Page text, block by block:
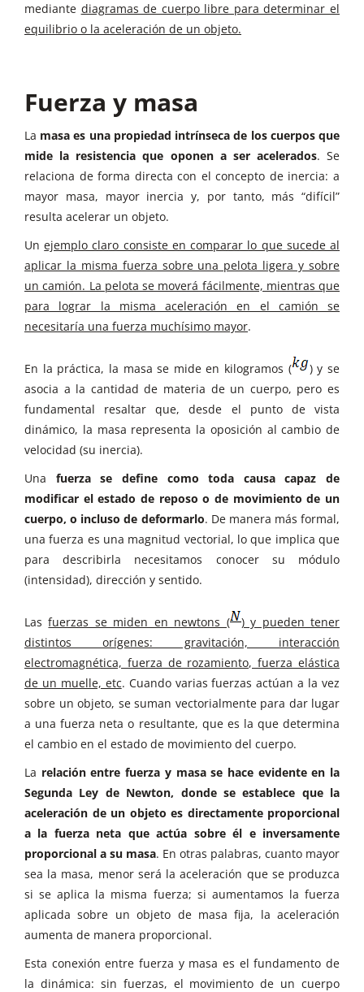
mediante diagramas de cuerpo libre para determinar el
equilibrio o la aceleración de un objeto.
Fuerza y masa
La masa es una propiedad intrínseca de los cuerpos que
mide la resistencia que oponen a ser acelerados. Se
relaciona de forma directa con el concepto de inercia: a
mayor masa, mayor inercia y, por tanto, más “difícil”
resulta acelerar un objeto.
Unejemplo claro consiste en comparar lo que sucede al
aplicar la misma fuerza sobre una pelota ligera y sobre
un camión. La pelota se moverá fácilmente, mientras que
para lograr la misma aceleración en el camión se
necesitaría una fuerza muchísimo mayor.
En la práctica, la masa se mide en kilogramos (
) y se
asocia a la cantidad de materia de un cuerpo, pero es
fundamental resaltar que, desde el punto de vista
dinámico, la masa representa la oposición al cambio de
velocidad (su inercia).
Una fuerza se define como toda causa capaz de
modificar el estado de reposo o de movimiento de un
cuerpo, o incluso de deformarlo. De manera más formal,
una fuerza es una magnitud vectorial, lo que implica que
para describirla necesitamos conocer su módulo
(intensidad), dirección y sentido.
Lasfuerzas se miden en newtons (
) y pueden tener
distintos orígenes: gravitación, interacción
electromagnética, fuerza de rozamiento, fuerza elástica
de un muelle, etc. Cuando varias fuerzas actúan a la vez
sobre un objeto, se suman vectorialmente para dar lugar
a una fuerza neta o resultante, que es la que determina
el cambio en el estado de movimiento del cuerpo.
La relación entre fuerza y masa se hace evidente en la
Segunda Ley de Newton, donde se establece que la
aceleración de un objeto es directamente proporcional
a la fuerza neta que actúa sobre él e inversamente
proporcional a su masa. En otras palabras, cuanto mayor
sea la masa, menor será la aceleración que se produzca
si se aplica la misma fuerza; si aumentamos la fuerza
aplicada sobre un objeto de masa fija, la aceleración
aumenta de manera proporcional.
Esta conexión entre fuerza y masa es el fundamento de
la dinámica: sin fuerzas, el movimiento de un cuerpo